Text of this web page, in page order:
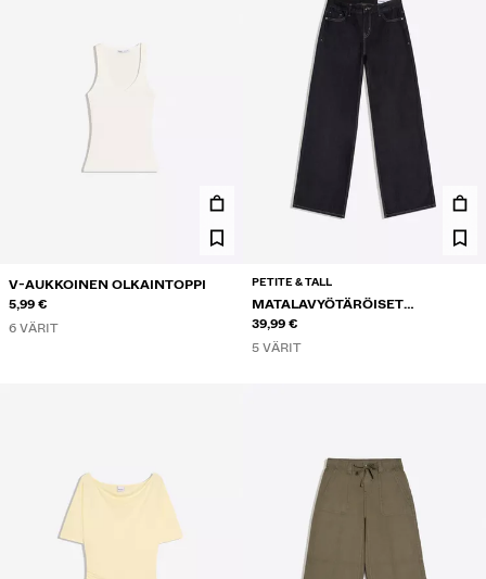
V-AUKKOINEN OLKAINTOPPI
5,99 €
6 VÄRIT
PETITE & TALL
MATALAVYÖTÄRÖISET
LEVEÄLAHKEISET FARKUT
39,99 €
5 VÄRIT